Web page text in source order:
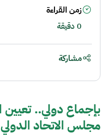
بإجماع دولي.. تعيين
مجلس الاتحاد الدولي
زمن القراءة
0 دقيقة
مشاركة